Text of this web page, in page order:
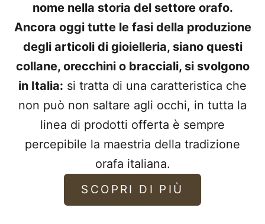
nome nella storia del settore orafo.
Ancora oggi tutte le fasi della produzione
degli articoli di gioielleria, siano questi
collane, orecchini o bracciali, si svolgono
in Italia: si tratta di una caratteristica che
non può non saltare agli occhi, in tutta la
linea di prodotti offerta è sempre
percepibile la maestria della tradizione
orafa italiana.
SCOPRI DI PIÙ